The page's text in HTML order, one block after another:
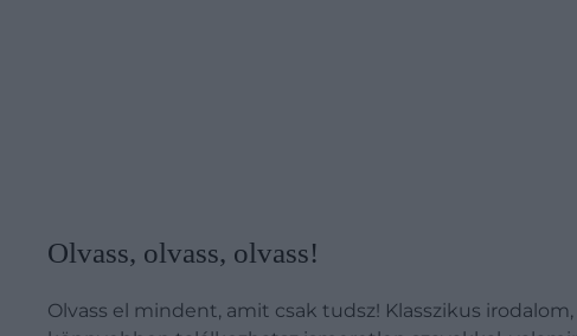
Olvass, olvass, olvass!
Olvass el mindent, amit csak tudsz! Klasszikus